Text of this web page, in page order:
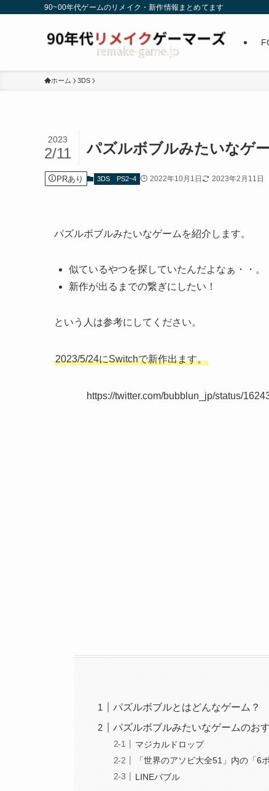
90~00年代ゲームのリメイク・新作情報まとめてます
ホーム 3DS
パズルボブルみたいなゲ
2023
2/11
PRあり 3DS PS2~4 2022年10月1日 2023年2月11日
パズルボブルみたいなゲームを紹介します。
似ているやつを探していたんだよなぁ・・。
新作が出るまでの繋ぎにしたい！
という人は参考にしてください。
2023/5/24にSwitchで新作出ます。
https://twitter.com/bubblun_jp/status/
パズルボブルとはどんなゲーム？
パズルボブルみたいなゲームのお
マジカルドロップ
「世界のアソビ大全51」内の「6
LINEバブル